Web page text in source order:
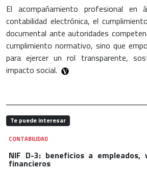
El acompañamiento profesional en
contabilidad electrónica, el
documental ante autoridades
cumplimiento normativo, sino que
para ejercer un rol transparente,
impacto social.
Te puede interesar
CONTABILIDAD
NIF D-3: beneficios a
financieros